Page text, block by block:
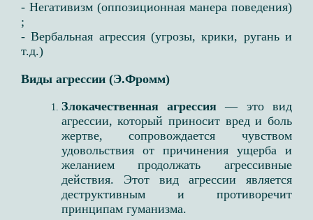
- Негативизм (оппозиционная манера поведения)​
;
- Вербальная агрессия (угрозы, крики, ругань и
т.д.)
Виды агрессии (Э.Фромм)
Злокачественная агрессия— это вид
агрессии, который приносит вред и боль
жертве, сопровождается чувством
удовольствия от причинения ущерба и
желанием продолжать агрессивные
действия. Этот вид агрессии является
деструктивным и противоречит
принципам гуманизма.​